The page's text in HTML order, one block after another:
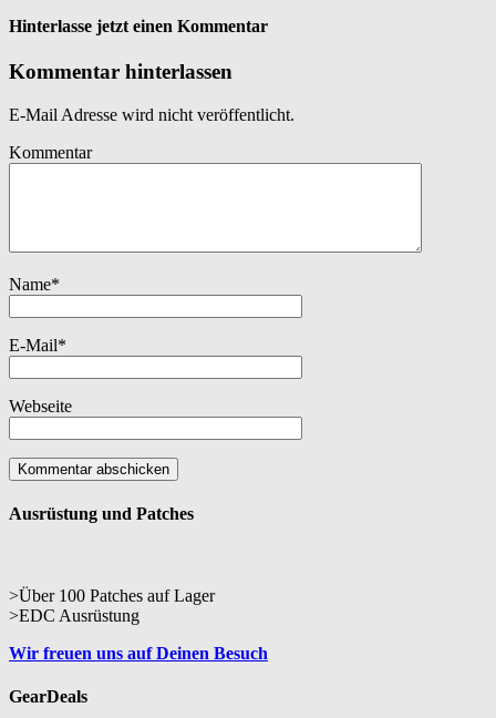
Hinterlasse jetzt einen Kommentar
Kommentar hinterlassen
E-Mail Adresse wird nicht veröffentlicht.
Kommentar
Name*
E-Mail*
Webseite
Ausrüstung und Patches
>Über 100 Patches auf Lager
>EDC Ausrüstung
Wir freuen uns auf Deinen Besuch
GearDeals